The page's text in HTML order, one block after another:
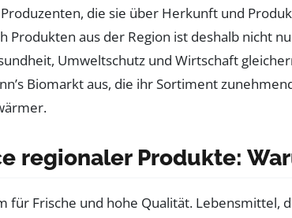
die sie über Herkunft und
Produkten aus der Region ist deshalb
Umweltschutz und Wirtschaft
Biomarkt aus, die ihr Sortiment
regionaler Produkte:
für Frische und hohe Qualität.